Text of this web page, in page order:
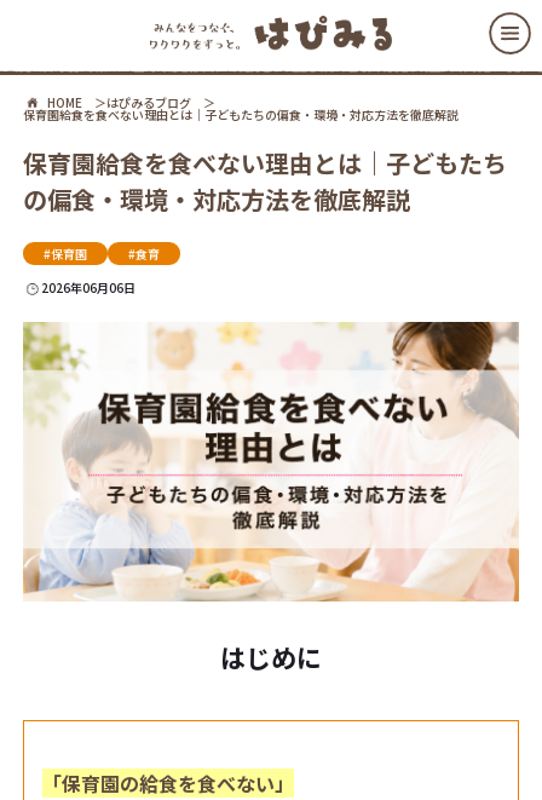
HOME はぴみるブログ
保育園給食を食べない理由とは｜子どもたちの偏食・環境・対応方法を徹底解説
保育園給食を食べない理由とは｜子どもたち
の偏食・環境・対応方法を徹底解説
#保育園
#食育
2026年06月06日
はじめに
「保育園の給食を食べない」